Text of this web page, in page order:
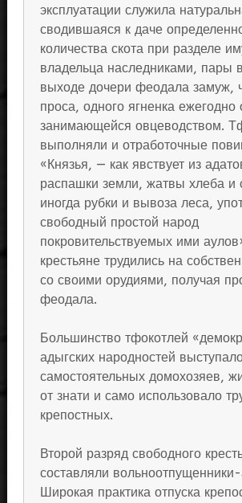
эксплуатации служила
сводившаяся к даче
количества скота при разделе
владельца наследниками, пары
выходе дочери феодала замуж,
проса, одного ягненка ежегодно
занимающейся овцеводством.
выполняли и отработочные
«Князья, — как явствует из
распашки земли, жатвы хлеба и
иногда рубки и вывоза леса,
свободный простой народ
покровительствуемых ими
крестьяне трудились на
со своими орудиями, получая
феодала.
Большинство тфокотлей
адыгских народностей
самостоятельных домохозяев,
от знати и само использовало
крепостных.
Второй разряд свободного
составляли
Широкая практика отпуска